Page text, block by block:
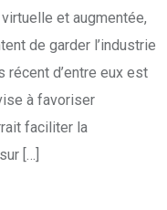
et augmentée,
de garder l’industrie
récent d’entre eux est
à favoriser
faciliter la
[…]